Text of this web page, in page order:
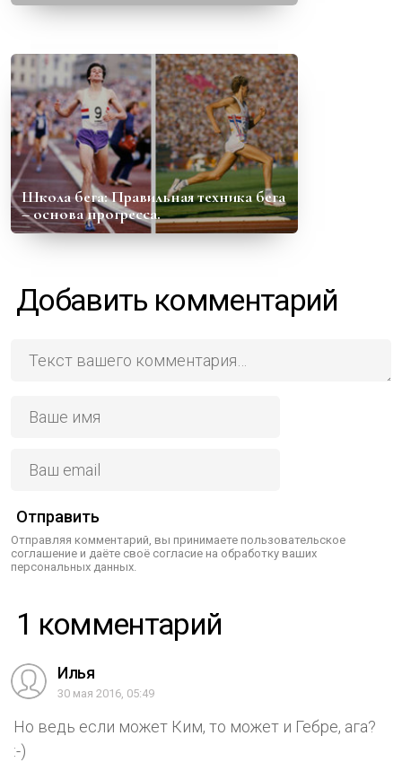
Школа бега: Правильная техника бега
– основа прогресса.
Добавить комментарий
Отправить
Отправляя комментарий, вы принимаете пользовательское
соглашение и даёте своё согласие на обработку ваших
персональных данных.
1 комментарий
Илья
30 мая 2016, 05:49
Но ведь если может Ким, то может и Гебре, ага?
:-)